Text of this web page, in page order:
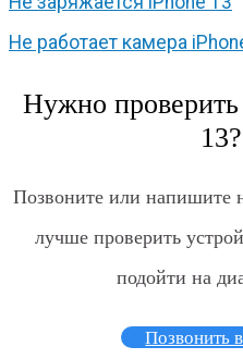
Не работает камера
Нужно проверить
13?
Позвоните или напишите
лучше проверить
подойти на
Позвонить